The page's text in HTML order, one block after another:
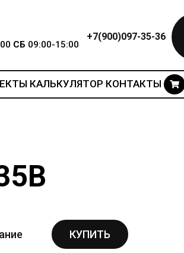
СБ 09:00-15:00
+7(900)097-35-36
КАЛЬКУЛЯТОР КОНТАКТЫ
КУПИТЬ